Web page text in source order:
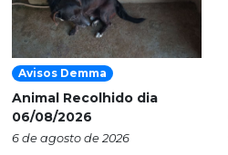
Avisos Demma
Animal Recolhido dia
06/08/2026
6 de agosto de 2026